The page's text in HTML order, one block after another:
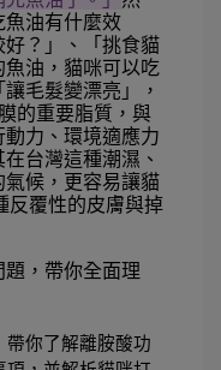
魚油有什麼效
？」、「挑食貓
油，貓咪可以吃
毛髮變漂亮」，
的重要脂質，與
力、環境適應力
台灣這種潮濕、
氣候，更容易讓貓
反覆性的皮膚與掉
，帶你全面理
帶你了解離胺酸功